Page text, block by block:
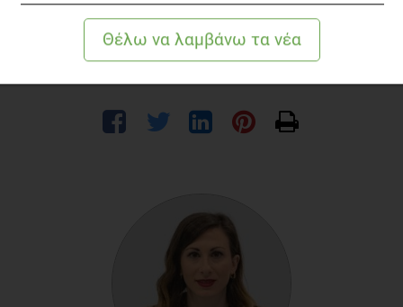
προορισμός φιλικός για όλη της οικογένεια που καλύπτει όλα τα
αφήσεις τις εντυπώσεις σου σε ένα σχόλιο!